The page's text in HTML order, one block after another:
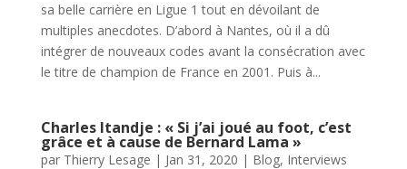
sa belle carrière en Ligue 1 tout en dévoilant de
multiples anecdotes. D’abord à Nantes, où il a dû
intégrer de nouveaux codes avant la consécration avec
le titre de champion de France en 2001. Puis à...
Charles Itandje : « Si j’ai joué au foot, c’est
grâce et à cause de Bernard Lama »
par Thierry Lesage | Jan 31, 2020 | Blog, Interviews